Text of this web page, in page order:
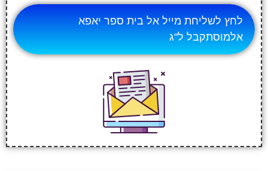
לחץ לשליחת מייל אל בית ספר יאפא
אלמוסתקבל ל"ג